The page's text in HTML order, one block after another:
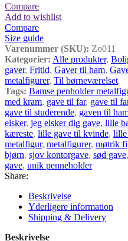
Compare
Add to wishlist
Compare
Size guide
Varenummer (SKU): Zo011
Kategorier: Alle produkter,
gaver, Fritid, Gaver til ham,
metalfigurer, Til børneværelset
Tags: Bamse penholder
med kram, gave til far, gave til
gave til studerende, gaven til
elsker, jeg elsker dig gave, lille
kæreste, lille gave til kvinde,
metalfigur, metalfigurer, møtrik
bjørn, sjov kontorgave, sød gave,
gave, unik penneholder
Share:
Beskrivelse
Yderligere information
Shipping & Delivery
Beskrivelse